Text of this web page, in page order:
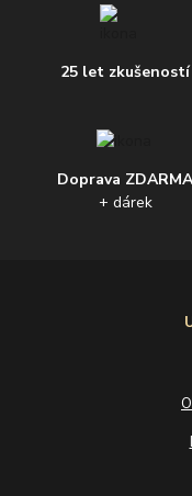
25 let zkušeností
Doprava
+ dárek